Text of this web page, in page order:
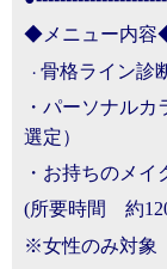
◆メニュー内
・ 骨格ライン診
・パーソナル
選定）
・お持ちのメイ
(所要時間 約120
※女性のみ対象